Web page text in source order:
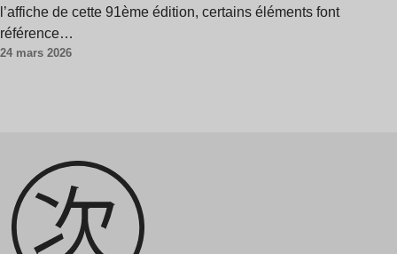
l’affiche de cette 91ème édition, certains éléments font
référence…
24 mars 2026